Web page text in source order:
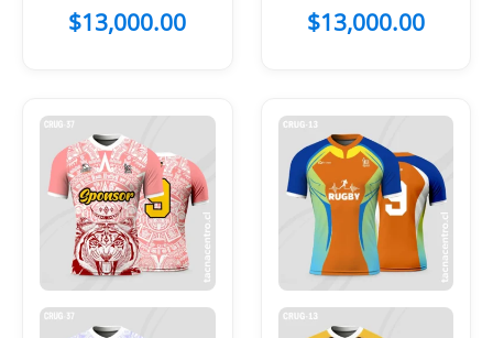
$13,000.00 $13,000.00